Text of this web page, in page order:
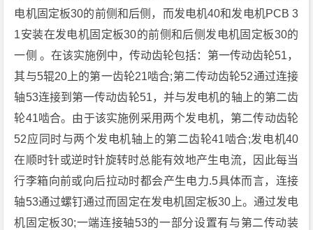
电机固定板30的前侧和后侧，而发电机40和发电机PCB 3
1安装在发电机固定板30的前侧和后侧发电机固定板30的
一侧 。在该实施例中，传动齿轮包括：第一传动齿轮51，
其与5辊20上的第一齿轮21啮合;第二传动齿轮52通过连接
轴53连接到第一传动齿轮51，并与发电机的轴上的第二齿
轮41啮合。由于该实施例采用两个发电机，第二传动齿轮
52应同时与两个发电机轴上的第二齿轮41啮合;发电机40
在顺时针或逆时针旋转时总能有效地产生电流，因此每当
行李箱向前或向后拉动时都会产生电力.5具体而言，连接
轴53通过螺钉通过而固定在发电机固定板30上。通过发电
机固定板30;一端连接轴53的一部分设置有与第二传动装